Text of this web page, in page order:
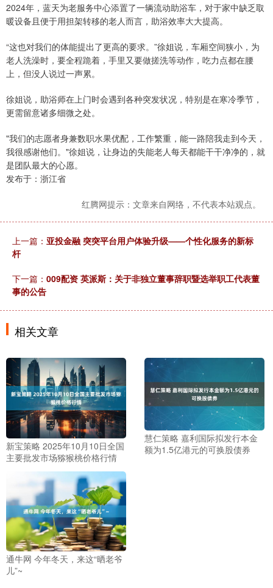
2024年，蓝天为老服务中心添置了一辆流动助浴车，对于家中缺乏取
暖设备且便于用担架转移的老人而言，助浴效率大大提高。
“这也对我们的体能提出了更高的要求。”徐姐说，车厢空间狭小，为
老人洗澡时，要全程跪着，手里又要做搓洗等动作，吃力点都在腰
上，但没人说过一声累。
徐姐说，助浴师在上门时会遇到各种突发状况，特别是在寒冷季节，
更需留意诸多细微之处。
"我们的志愿者身兼数职水果优配，工作繁重，能一路陪我走到今天，
我很感谢他们。"徐姐说，让身边的失能老人每天都能干干净净的，就
是团队最大的心愿。
发布于：浙江省
红腾网提示：文章来自网络，不代表本站观点。
上一篇： 亚投金融 突突平台用户体验升级——个性化服务的新标
杆
下一篇： 009配资 英派斯：关于非独立董事辞职暨选举职工代表董
事的公告
相关文章
新宝策略 2025年10月10日全国
主要批发市场猕猴桃价格行情
慧仁策略 嘉利国际拟发行本金
额为1.5亿港元的可换股债券
通牛网 今年冬天，来这“晒老爷
儿”~